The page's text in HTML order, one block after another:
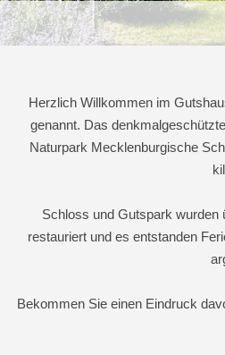
Herzlich Willkommen im
genannt. Das
Naturpark Mecklenburgische
Schloss und Gutspark wurden
restauriert und es entstanden
Bekommen Sie einen Eindruck